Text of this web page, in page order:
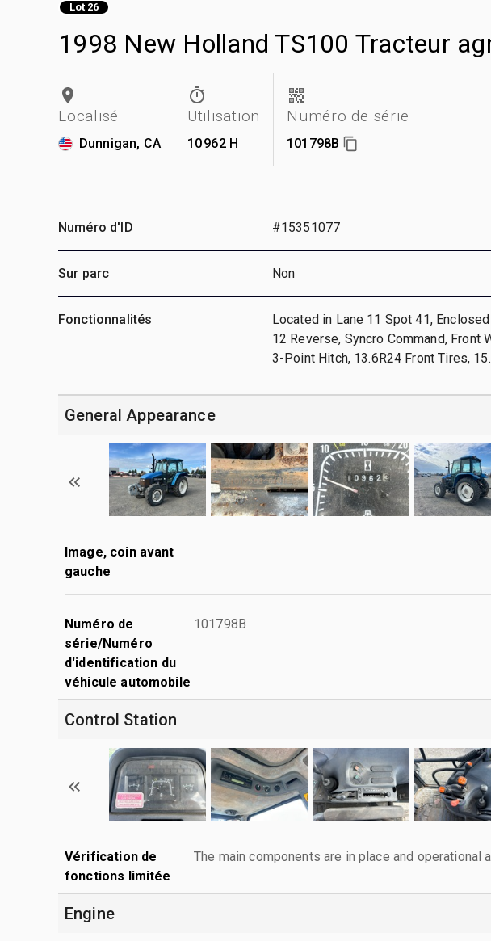
Lot 26
1998 New Holland TS100 Tracteur
Localisé
Dunnigan, CA
Utilisation
10 962 H
Numéro de série
101798B
Numéro d'ID #15351077
Sur parc Non
Fonctionnalités
Located in Lane 11 Spot 41,
12 Reverse, Syncro Command, Front
3-Point Hitch, 13.6R24 Front Tires,
General Appearance
Image, coin avant
gauche
Numéro de
série/Numéro
d'identification du
véhicule automobile
101798B
Control Station
Vérification de
fonctions limitée
The main components are in place and operational
Engine